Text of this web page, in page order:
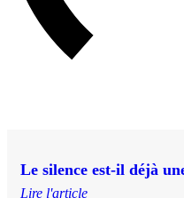
Le silence est-il déjà
Lire l'article